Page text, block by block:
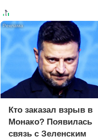
Кто заказал взрыв в
Монако? Появилась
связь с Зеленским